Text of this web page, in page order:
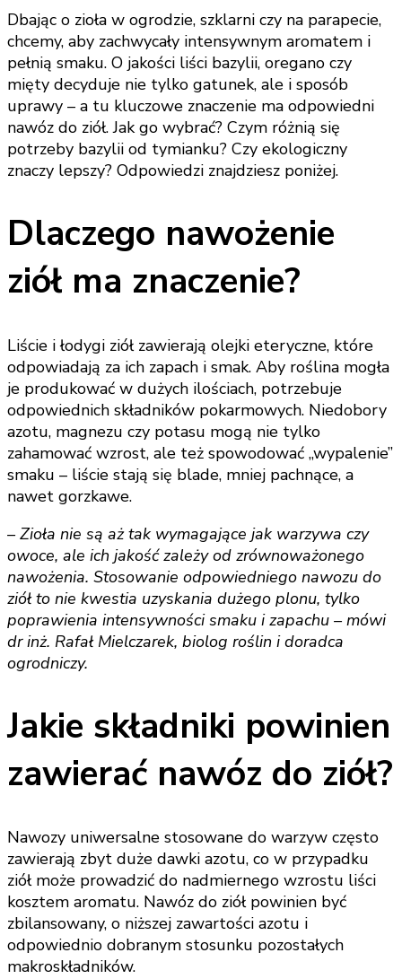
Dbając o zioła w ogrodzie, szklarni czy na parapecie,
chcemy, aby zachwycały intensywnym aromatem i
pełnią smaku. O jakości liści bazylii, oregano czy
mięty decyduje nie tylko gatunek, ale i sposób
uprawy – a tu kluczowe znaczenie ma odpowiedni
nawóz do ziół. Jak go wybrać? Czym różnią się
potrzeby bazylii od tymianku? Czy ekologiczny
znaczy lepszy? Odpowiedzi znajdziesz poniżej.
Dlaczego nawożenie
ziół ma znaczenie?
Liście i łodygi ziół zawierają olejki eteryczne, które
odpowiadają za ich zapach i smak. Aby roślina mogła
je produkować w dużych ilościach, potrzebuje
odpowiednich składników pokarmowych. Niedobory
azotu, magnezu czy potasu mogą nie tylko
zahamować wzrost, ale też spowodować „wypalenie”
smaku – liście stają się blade, mniej pachnące, a
nawet gorzkawe.
– Zioła nie są aż tak wymagające jak warzywa czy
owoce, ale ich jakość zależy od zrównoważonego
nawożenia. Stosowanie odpowiedniego nawozu do
ziół to nie kwestia uzyskania dużego plonu, tylko
poprawienia intensywności smaku i zapachu – mówi
dr inż. Rafał Mielczarek, biolog roślin i doradca
ogrodniczy.
Jakie składniki powinien
zawierać nawóz do ziół?
Nawozy uniwersalne stosowane do warzyw często
zawierają zbyt duże dawki azotu, co w przypadku
ziół może prowadzić do nadmiernego wzrostu liści
kosztem aromatu. Nawóz do ziół powinien być
zbilansowany, o niższej zawartości azotu i
odpowiednio dobranym stosunku pozostałych
makroskładników.